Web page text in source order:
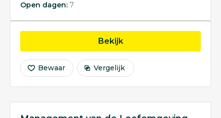
Open dagen: 7
Bekijkopleiding
Bewaar Vergelijk